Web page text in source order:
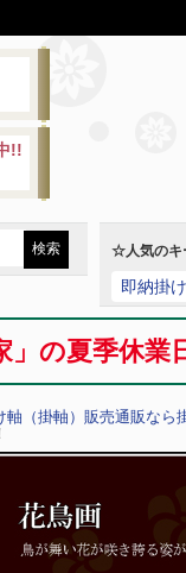
!!
☆人気のキ
即納掛
」の夏季休
軸（掛軸）販売通販なら